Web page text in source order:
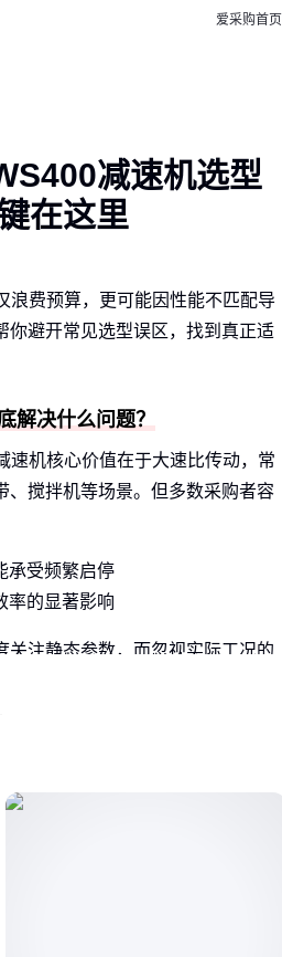
爱采购首页
减速机选型
在这里
浪费预算，更可能因性能不匹配导
你避开常见选型误区，找到真正适
解决什么问题？
速机核心价值在于大速比传动，常
、搅拌机等场景。但多数采购者容
承受频繁启停
率的显著影响
关注静态参数，而忽视实际工况的
减速机使用寿命差3倍？
行需特殊考虑蜗轮箱体散热设计
的启停工况需要强化轴承结构
润滑方式可能失效